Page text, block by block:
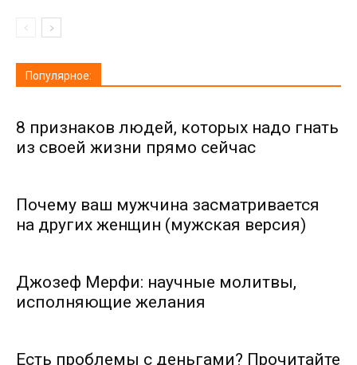
Популярное:
8 признаков людей, которых надо гнать
из своей жизни прямо сейчас
Почему ваш мужчина засматривается
на других женщин (мужская версия)
Джозеф Мерфи: научные молитвы,
исполняющие желания
Есть проблемы с деньгами? Прочитайте